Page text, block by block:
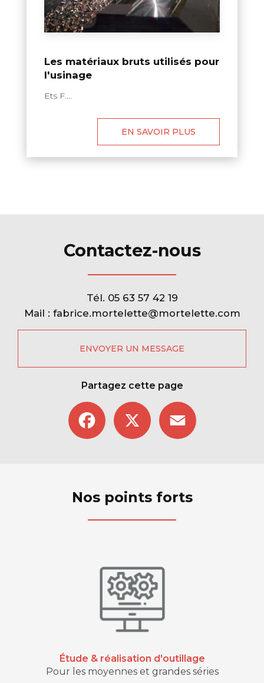
Les matériaux bruts utilisés pour
l'usinage
Ets F....
EN SAVOIR PLUS
Contactez-nous
Tél. 05 63 57 42 19
Mail : fabrice.mortelette@mortelette.com
ENVOYER UN MESSAGE
Partagez cette page
Facebook
Nos points forts
Étude & réalisation d'outillage
Pour les moyennes et grandes séries